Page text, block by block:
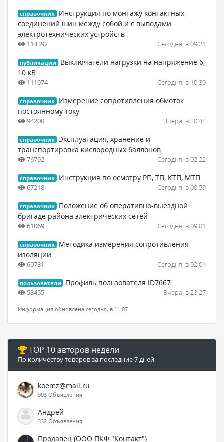
справочник
Инструкция по монтажу контактных
соединений шин между собой и с выводами
электротехнических устройств
114392 Сегодня, в 09:21
публикации
Выключатели нагрузки на напряжение 6,
10 кВ
111074 Сегодня, в 10:30
справочник
Измерение сопротивления обмоток
постоянному току
94200 Вчера, в 20:44
справочник Эксплуатация, хранение и
транспортировка кислородных баллонов
76792 Сегодня, в 02:22
справочник Инструкция по осмотру РП, ТП, КТП, МТП
67218 Сегодня, в 08:59
справочник
Положение об оперативно-выездной
бригаде района электрических сетей
61069 Сегодня, в 09:01
справочник
Методика измерения сопротивления
изоляции
60731 Сегодня, в 02:01
пользователи Профиль пользователя ID7667
58455 Вчера, в 23:27
Информация обновлена сегодня, в 11:07
TOP 10 авторов недели
По количеству товаров за последние 7 дней
koemz@mail.ru
903 Объявления
Андрей
332 Объявления
Продавец (ООО ПКФ "Контакт")